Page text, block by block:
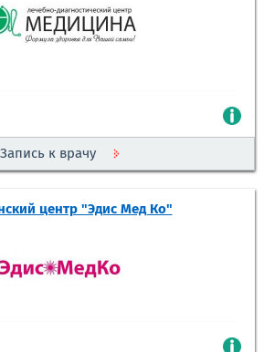
Запись к врачу
центр "Эдис Мед Ко"